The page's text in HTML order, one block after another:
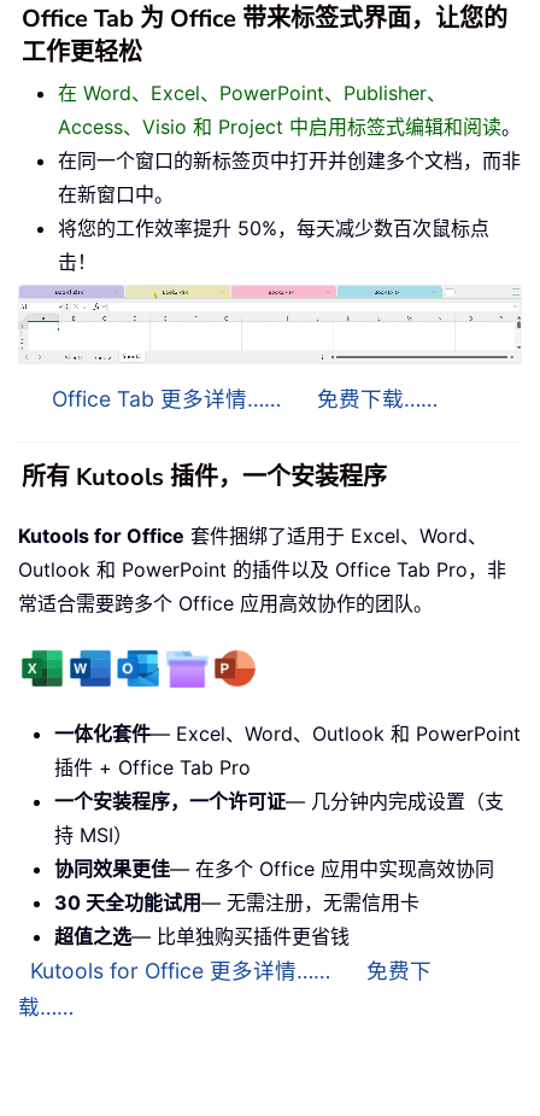
Office Tab 为 Office 带来标签式界面，让您的
工作更轻松
在 Word、Excel、PowerPoint、Publisher、
Access、Visio 和 Project 中启用标签式编辑和阅读。
在同一个窗口的新标签页中打开并创建多个文档，而非
在新窗口中。
将您的工作效率提升 50%，每天减少数百次鼠标点
击！
Office Tab 更多详情…… 免费下载……
所有 Kutools 插件，一个安装程序
Kutools for Office 套件捆绑了适用于 Excel、Word、
Outlook 和 PowerPoint 的插件以及 Office Tab Pro，非
常适合需要跨多个 Office 应用高效协作的团队。
一体化套件— Excel、Word、Outlook 和 PowerPoint
插件 + Office Tab Pro
一个安装程序，一个许可证— 几分钟内完成设置（支
持 MSI）
协同效果更佳— 在多个 Office 应用中实现高效协同
30 天全功能试用— 无需注册，无需信用卡
超值之选— 比单独购买插件更省钱
Kutools for Office 更多详情……
免费下
载……